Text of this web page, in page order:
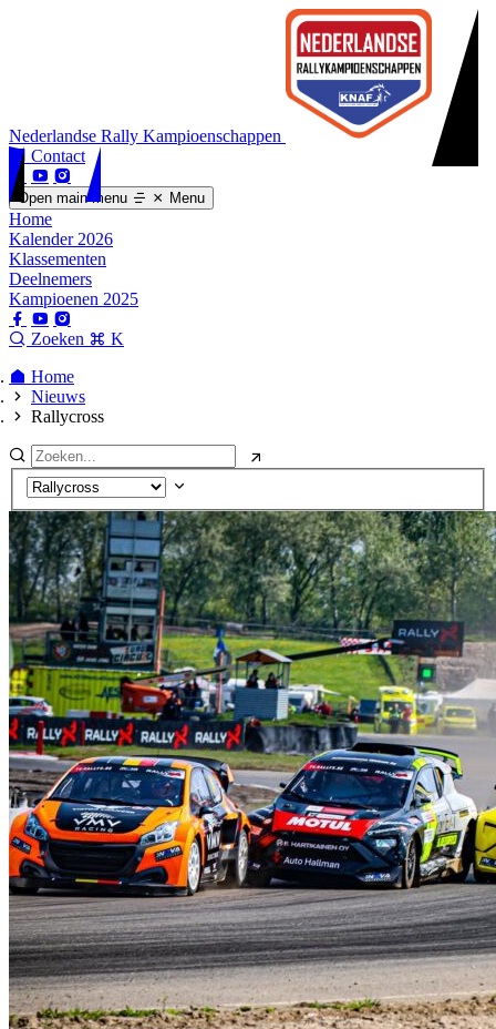
Nederlandse Rally Kampioenschappen
Contact
Open main menu Menu
Home
Kalender 2026
Klassementen
Deelnemers
Kampioenen 2025
Zoeken
K
Home
Nieuws
Rallycross